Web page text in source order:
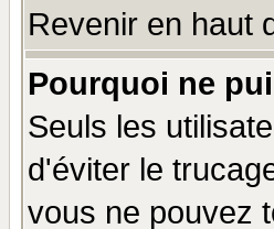
Revenir en haut
Pourquoi ne
Seuls les
d'éviter le
vous ne pouvez